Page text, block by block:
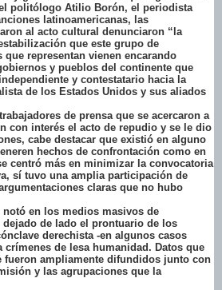
politólogo Atilio Borón, el periodista
latinoamericanas, las
al acto cultural denunciaron “la
que este grupo de
representan vienen encarando
y pueblos del continente que
y contestatario hacia la
de los Estados Unidos y sus aliados
de prensa que se acercaron a
con interés el acto de repudio y se le dio
cabe destacar que existió en alguno
hechos de confrontación como en
centró más en minimizar la convocatoria
sí tuvo una amplia participación de
claras que no hubo
en los medios masivos de
de lado el prontuario de los
derechista -en algunos casos
de lesa humanidad. Datos que
fueron ampliamente difundidos junto con
y las agrupaciones que la